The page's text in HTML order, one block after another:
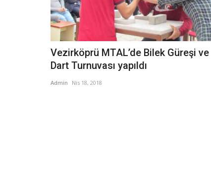
Vezirköprü MTAL’de Bilek Güreşi ve
Dart Turnuvası yapıldı
Admin Nis 18, 2018